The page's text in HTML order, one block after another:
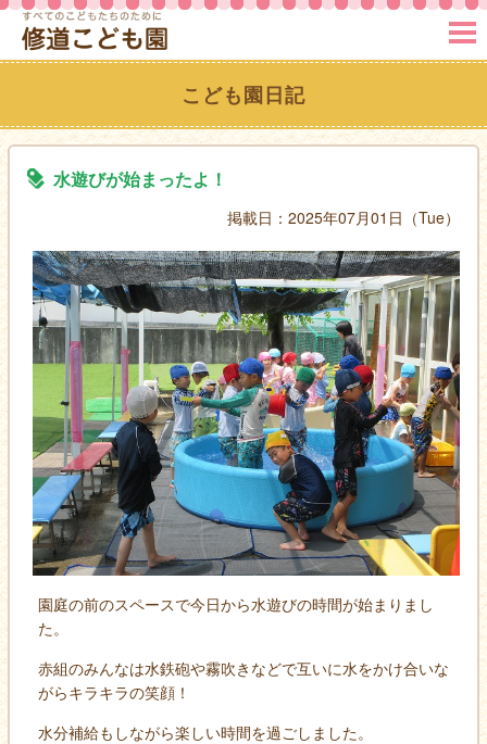
こども園日記
水遊びが始まったよ！
掲載日：2025年07月01日（Tue）
園庭の前のスペースで今日から水遊びの時間が始まりまし
た。
赤組のみんなは水鉄砲や霧吹きなどで互いに水をかけ合いな
がらキラキラの笑顔！
水分補給もしながら楽しい時間を過ごしました。